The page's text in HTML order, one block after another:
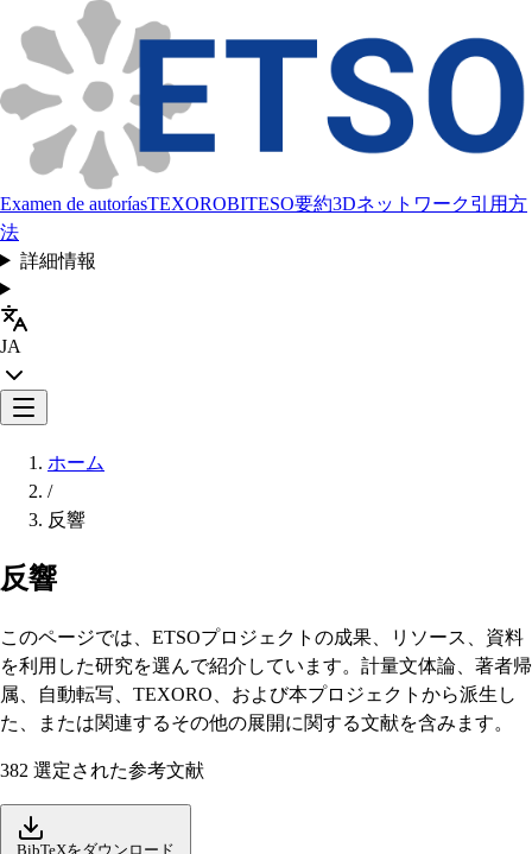
Examen de autoríasTEXOROBITESO要約3Dネットワーク引用方
法
詳細情報
JA
ホーム
/
反響
反響
このページでは、ETSOプロジェクトの成果、リソース、資料
を利用した研究を選んで紹介しています。計量文体論、著者帰
属、自動転写、TEXORO、および本プロジェクトから派生し
た、または関連するその他の展開に関する文献を含みます。
382 選定された参考文献
BibTeXをダウンロード